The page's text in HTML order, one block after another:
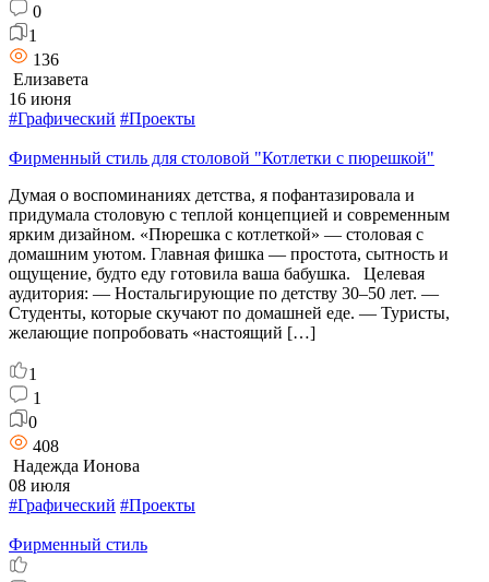
0
1
136
Елизавета
16 июня
#Графический #Проекты
Фирменный стиль для столовой "Котлетки с пюрешкой"
Думая о воспоминаниях детства, я пофантазировала и
придумала столовую с теплой концепцией и современным
ярким дизайном. «Пюрешка с котлеткой» — столовая с
домашним уютом. Главная фишка — простота, сытность и
ощущение, будто еду готовила ваша бабушка. Целевая
аудитория: — Ностальгирующие по детству 30–50 лет. —
Студенты, которые скучают по домашней еде. — Туристы,
желающие попробовать «настоящий […]
1
1
0
408
Надежда Ионова
08 июля
#Графический #Проекты
Фирменный стиль